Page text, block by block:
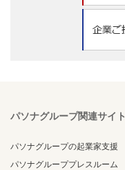
パソナグループ関連サイト
パソナグループの起業家支援
パソナグループプレスルーム